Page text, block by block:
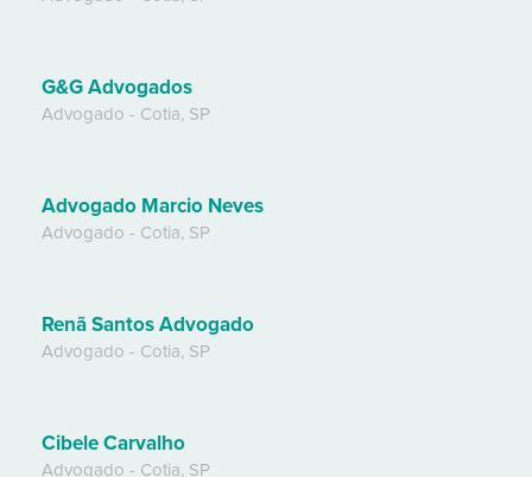
G&G Advogados
Advogado - Cotia, SP
Advogado Marcio Neves
Advogado - Cotia, SP
Renã Santos Advogado
Advogado - Cotia, SP
Cibele Carvalho
Advogado - Cotia, SP